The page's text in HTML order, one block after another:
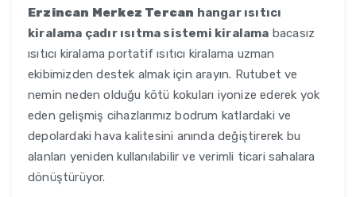
Erzincan Merkez Tercan hangar ısıtıcı
kiralama çadır ısıtma sistemi kiralama bacasız
ısıtıcı kiralama portatif ısıtıcı kiralama uzman
ekibimizden destek almak için arayın. Rutubet ve
nemin neden olduğu kötü kokuları iyonize ederek yok
eden gelişmiş cihazlarımız bodrum katlardaki ve
depolardaki hava kalitesini anında değiştirerek bu
alanları yeniden kullanılabilir ve verimli ticari sahalara
dönüştürüyor.